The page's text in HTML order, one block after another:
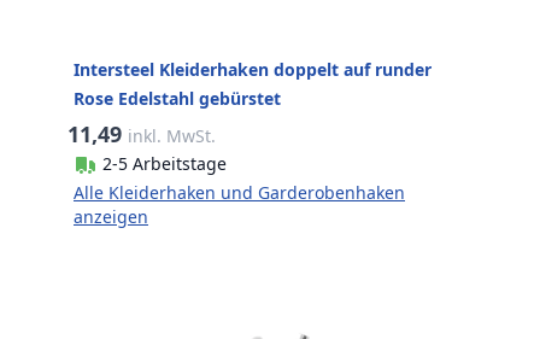
Intersteel Kleiderhaken doppelt auf runder
Rose Edelstahl gebürstet
11,49 inkl. MwSt.
2-5 Arbeitstage
Alle Kleiderhaken und Garderobenhaken
anzeigen